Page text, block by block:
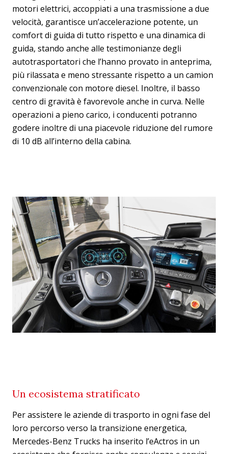
motori elettrici, accoppiati a una trasmissione a due
velocità, garantisce un’accelerazione potente, un
comfort di guida di tutto rispetto e una dinamica di
guida, stando anche alle testimonianze degli
autotrasportatori che l’hanno provato in anteprima,
più rilassata e meno stressante rispetto a un camion
convenzionale con motore diesel. Inoltre, il basso
centro di gravità è favorevole anche in curva. Nelle
operazioni a pieno carico, i conducenti potranno
godere inoltre di una piacevole riduzione del rumore
di 10 dB all’interno della cabina.
Un ecosistema stratificato
Per assistere le aziende di trasporto in ogni fase del
loro percorso verso la transizione energetica,
Mercedes-Benz Trucks ha inserito l’eActros in un